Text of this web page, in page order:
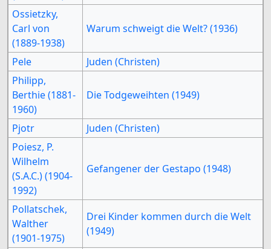
Ossietzky,
Carl von
(1889-1938)
Warum schweigt die Welt? (1936)
Pele
Juden (Christen)
Philipp,
Berthie (1881-
1960)
Die Todgeweihten (1949)
Pjotr
Juden (Christen)
Poiesz, P.
Wilhelm
(S.A.C.) (1904-
1992)
Gefangener der Gestapo (1948)
Pollatschek,
Walther
(1901-1975)
Drei Kinder kommen durch die Welt
(1949)